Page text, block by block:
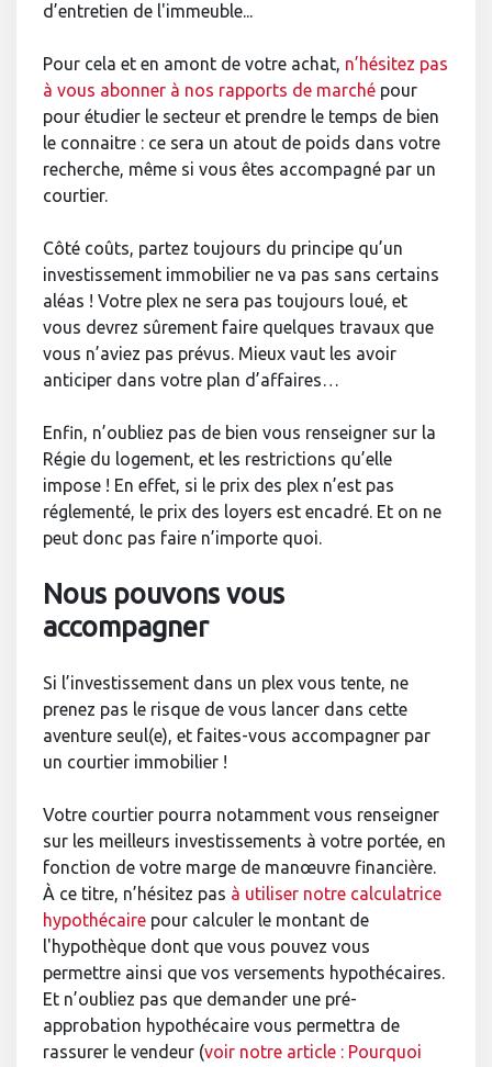
d’entretien de l'immeuble...
Pour cela et en amont de votre achat, n’hésitez pas
à vous abonner à nos rapports de marché pour
pour étudier le secteur et prendre le temps de bien
le connaitre : ce sera un atout de poids dans votre
recherche, même si vous êtes accompagné par un
courtier.
Côté coûts, partez toujours du principe qu’un
investissement immobilier ne va pas sans certains
aléas ! Votre plex ne sera pas toujours loué, et
vous devrez sûrement faire quelques travaux que
vous n’aviez pas prévus. Mieux vaut les avoir
anticiper dans votre plan d’affaires…
Enfin, n’oubliez pas de bien vous renseigner sur la
Régie du logement, et les restrictions qu’elle
impose ! En effet, si le prix des plex n’est pas
réglementé, le prix des loyers est encadré. Et on ne
peut donc pas faire n’importe quoi.
Nous pouvons vous
accompagner
Si l’investissement dans un plex vous tente, ne
prenez pas le risque de vous lancer dans cette
aventure seul(e), et faites-vous accompagner par
un courtier immobilier !
Votre courtier pourra notamment vous renseigner
sur les meilleurs investissements à votre portée, en
fonction de votre marge de manœuvre financière.
À ce titre, n’hésitez pas à utiliser notre calculatrice
hypothécaire pour calculer le montant de
l'hypothèque dont que vous pouvez vous
permettre ainsi que vos versements hypothécaires.
Et n’oubliez pas que demander une pré-
approbation hypothécaire vous permettra de
rassurer le vendeur (voir notre article : Pourquoi